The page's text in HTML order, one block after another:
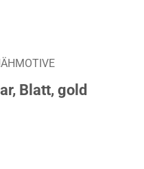
Blatt, gold